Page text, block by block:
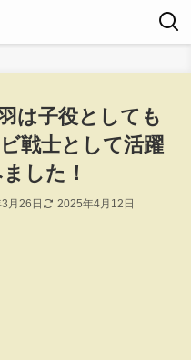
は子役としても
戦士として活躍
した！
月26日 2025年4月12日